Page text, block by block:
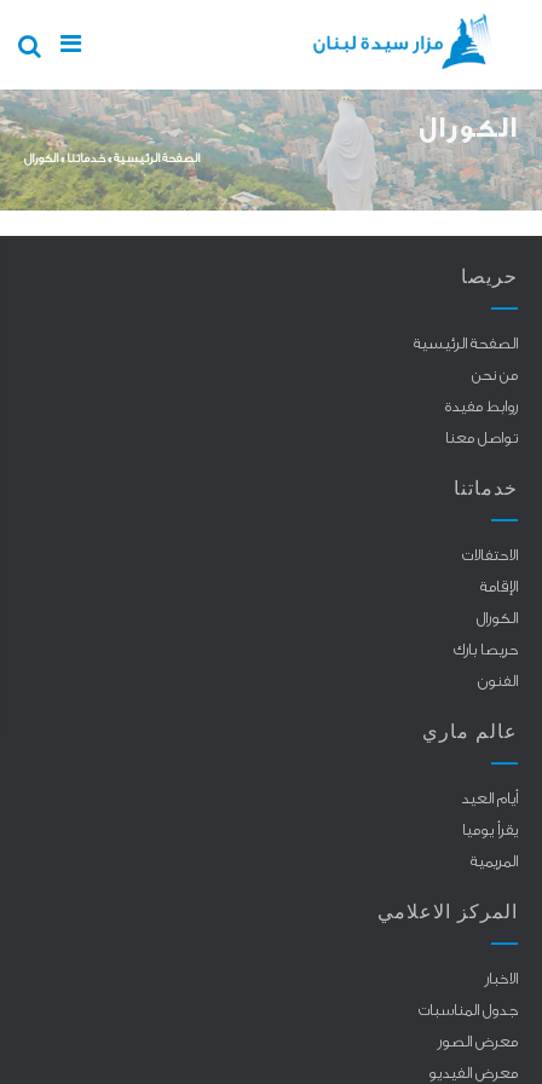
Skip to main content
الكورال
You are here الصفحة الرئيسية»خدماتنا»الكورال
حريصا
الصفحة الرئيسية
من نحن
روابط مفيدة
تواصل معنا
خدماتنا
الاحتفالات
الإقامة
الكورال
حريصا بارك
الفنون
عالم ماري
أيام العيد
يقرأ يوميا
المريمية
المركز الاعلامي
الاخبار
جدول المناسبات
معرض الصور
معرض الفيديو